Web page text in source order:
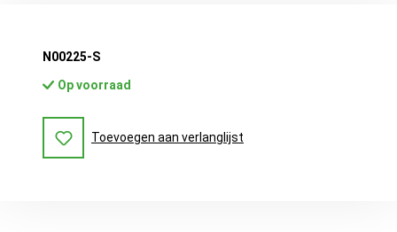
N00225-S
Op voorraad
Toevoegen aan verlanglijst